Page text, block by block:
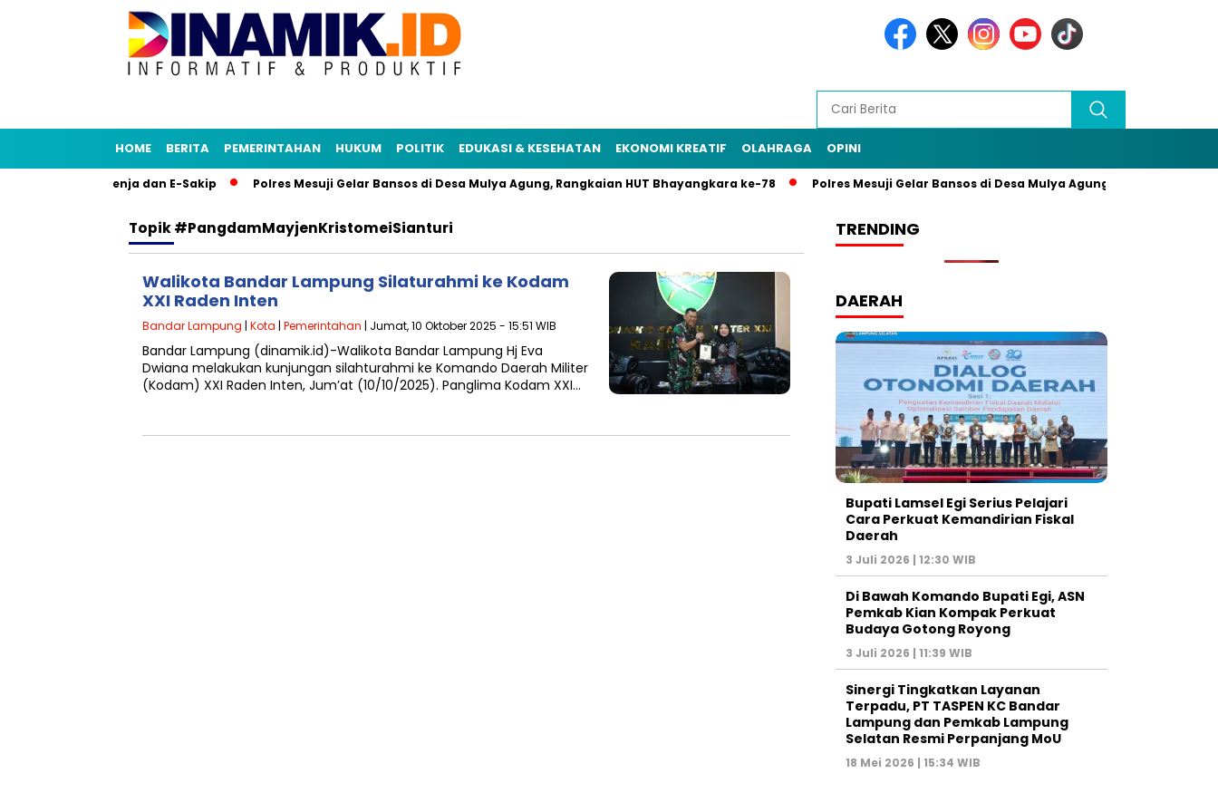
HOME BERITA PEMERINTAHAN HUKUM POLITIK EDUKASI & KESEHATAN EKONOMI KREATIF OLAHRAGA OPINI
Tiru Aplikasi Senja dan E-Sakip Polres Mesuji Gelar Bansos di Desa Mulya Agung, Rangkaian HUT Bhayangkara ke-78 Polres Mesuji Gelar Bansos di Desa Mulya Agung, Rangkaian HUT
Topik#PangdamMayjenKristomeiSianturi
Walikota Bandar Lampung Silaturahmi ke Kodam
XXI Raden Inten
Bandar Lampung | Kota | Pemerintahan | Jumat, 10 Oktober 2025 - 15:51 WIB
Bandar Lampung (dinamik.id)-Walikota Bandar Lampung Hj Eva
Dwiana melakukan kunjungan silahturahmi ke Komando Daerah Militer
(Kodam) XXI Raden Inten, Jum’at (10/10/2025). Panglima Kodam XXI…
TRENDING
DAERAH
Bupati Lamsel Egi Serius Pelajari
Cara Perkuat Kemandirian Fiskal
Daerah
3 Juli 2026 | 12:30 WIB
Di Bawah Komando Bupati Egi, ASN
Pemkab Kian Kompak Perkuat
Budaya Gotong Royong
3 Juli 2026 | 11:39 WIB
Sinergi Tingkatkan Layanan
Terpadu, PT TASPEN KC Bandar
Lampung dan Pemkab Lampung
Selatan Resmi Perpanjang MoU
18 Mei 2026 | 15:34 WIB